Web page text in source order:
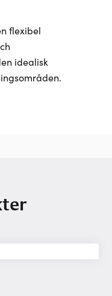
flexibel
idealisk